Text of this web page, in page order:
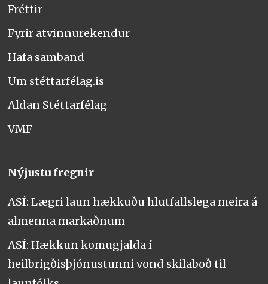
Fréttir
Fyrir atvinnurekendur
Hafa samband
Um stéttarfélag.is
Aldan Stéttarfélag
VMF
Nýjustu fregnir
ASÍ: Lægri laun hækkuðu hlutfallslega meira á
almenna markaðnum
ASÍ: Hækkun komugjalda í
heilbrigðisþjónustunni vond skilaboð til